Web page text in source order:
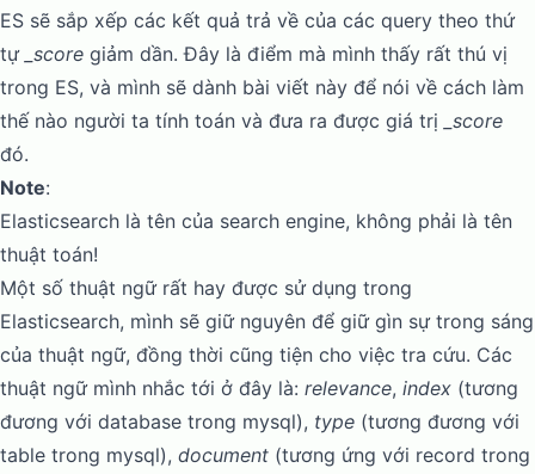
ES sẽ sắp xếp các kết quả trả về của các query theo thứ
tự _score giảm dần. Đây là điểm mà mình thấy rất thú vị
trong ES, và mình sẽ dành bài viết này để nói về cách làm
thế nào người ta tính toán và đưa ra được giá trị
_score
đó.
Note:
Elasticsearch là tên của search engine, không phải là tên
thuật toán!
Một số thuật ngữ rất hay được sử dụng trong
Elasticsearch, mình sẽ giữ nguyên để giữ gìn sự trong sáng
của thuật ngữ, đồng thời cũng tiện cho việc tra cứu. Các
thuật ngữ mình nhắc tới ở đây là: relevance, index (tương
đương với database trong mysql), type (tương đương với
table trong mysql), document (tương ứng với record trong